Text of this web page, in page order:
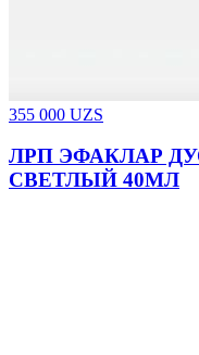
355 000 UZS
ЛРП ЭФАКЛАР
СВЕТЛЫЙ 40МЛ